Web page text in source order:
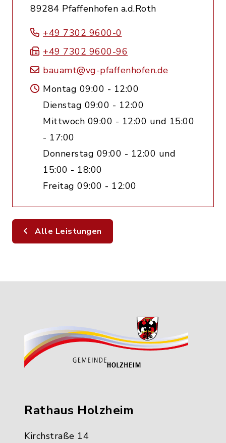
89284 Pfaffenhofen a.d.Roth
+49 7302 9600-0
+49 7302 9600-96
bauamt@vg-pfaffenhofen.de
Montag 09:00 - 12:00
Dienstag 09:00 - 12:00
Mittwoch 09:00 - 12:00 und 15:00
- 17:00
Donnerstag 09:00 - 12:00 und
15:00 - 18:00
Freitag 09:00 - 12:00
Alle Leistungen
Rathaus Holzheim
Kirchstraße 14